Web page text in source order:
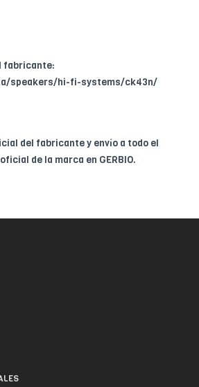
fabricante:
speakers/hi-fi-systems/ck43n/
del fabricante y envío a todo el
de la marca en GERBIO.